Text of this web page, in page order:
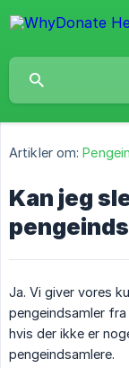
Artikler om:
Kan jeg
Ja. Vi giver vores
pengeindsamler
hvis der ikke er
pengeindsamlere.